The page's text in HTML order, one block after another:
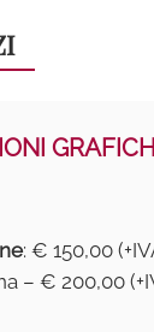
: € 150,00
– € 200,00